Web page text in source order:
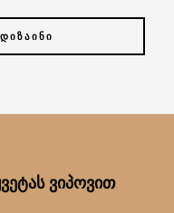
ᲕᲘᲞᲝᲕᲘᲗ